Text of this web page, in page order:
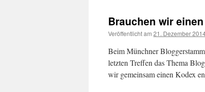
Brauchen wir
Veröffentlicht am 21. Dezember
Beim Münchner
letzten Treffen das Thema
wir gemeinsam einen Kodex